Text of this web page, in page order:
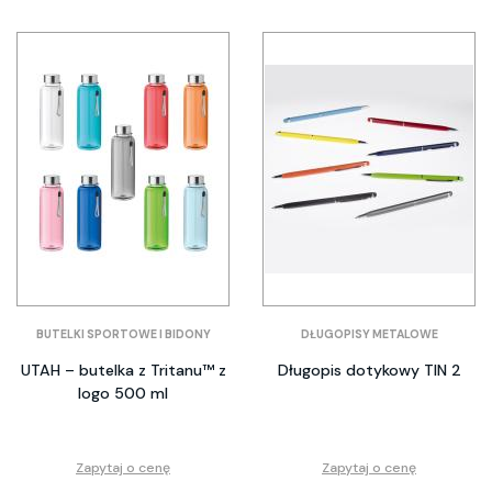
BUTELKI SPORTOWE I BIDONY
UTAH – butelka z Tritanu™ z
logo 500 ml
Zapytaj o cenę
DŁUGOPISY METALOWE
Długopis dotykowy TIN 2
Zapytaj o cenę